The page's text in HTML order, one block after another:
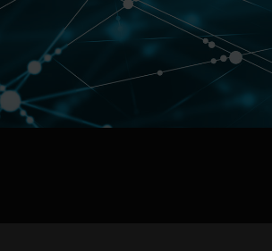
邮箱
提交反馈